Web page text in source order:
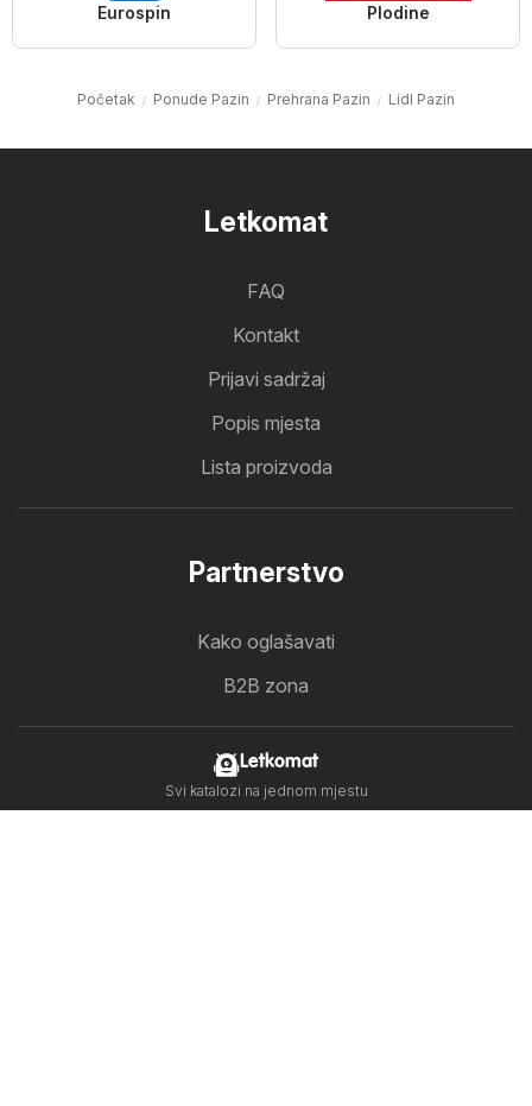
Eurospin Plodine
Početak Ponude Pazin Prehrana Pazin Lidl Pazin
Letkomat
FAQ
Kontakt
Prijavi sadržaj
Popis mjesta
Lista proizvoda
Partnerstvo
Kako oglašavati
B2B zona
Letkomat
Svi katalozi na jednom mjestu